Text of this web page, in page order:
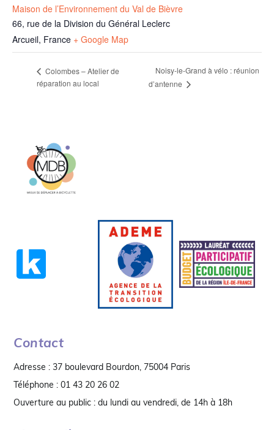
Maison de l’Environnement du Val de Bièvre
66, rue de la Division du Général Leclerc
Arcueil, France + Google Map
Colombes – Atelier de
réparation au local
Noisy-le-Grand à vélo : réunion
d’antenne
Contact
Adresse : 37 boulevard Bourdon, 75004 Paris
Téléphone : 01 43 20 26 02
Ouverture au public : du lundi au vendredi, de 14h à 18h